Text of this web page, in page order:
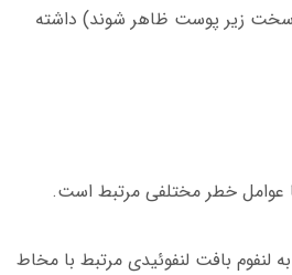
زیر پوست ظاهر شوند) داشته
عوامل خطر مختلفی مرتبط است.
10 نفر مبتلا به لنفوم بافت لنفوئیدی مرتبط با مخاط